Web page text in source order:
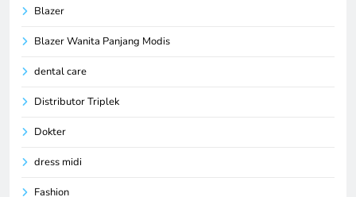
Blazer
Blazer Wanita Panjang Modis
dental care
Distributor Triplek
Dokter
dress midi
Fashion